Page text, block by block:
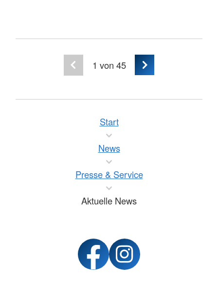
1 von 45
Start
News
Presse & Service
Aktuelle News